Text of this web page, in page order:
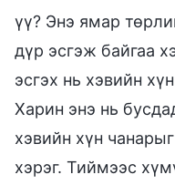
үү? Энэ ямар
дүр эсгэж байгаа
эсгэх нь хэвийн
Харин энэ нь
хэвийн хүн
хэрэг. Тиймээс